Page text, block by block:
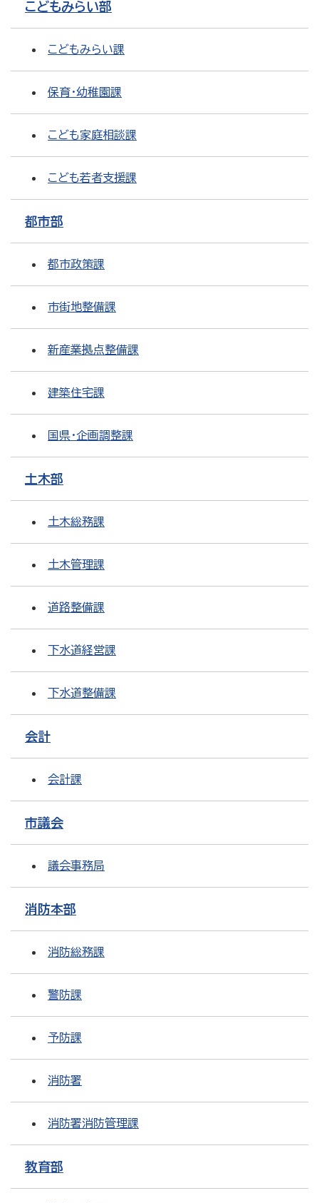
こどもみらい部
こどもみらい課
保育・幼稚園課
こども家庭相談課
こども若者支援課
都市部
都市政策課
市街地整備課
新産業拠点整備課
建築住宅課
国県・企画調整課
土木部
土木総務課
土木管理課
道路整備課
下水道経営課
下水道整備課
会計
会計課
市議会
議会事務局
消防本部
消防総務課
警防課
予防課
消防署
消防署消防管理課
教育部